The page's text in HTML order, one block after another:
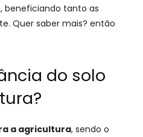
beneficiando tanto as
Quer saber mais? então
do solo
a agricultura, sendo o